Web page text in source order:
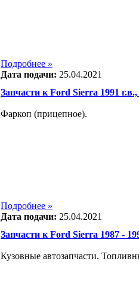
Подробнее »
Дата подачи: 25.04.2021
Запчасти к Ford Sierra 1991 г.в.,
Фаркоп (прицепное).
Подробнее »
Дата подачи: 25.04.2021
Запчасти к Ford Sierra 1987 -
Кузовные автозапчасти.